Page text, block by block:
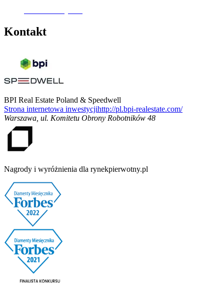
Kontakt
BPI Real Estate Poland & Speedwell
Strona internetowa inwestycjihttp://pl.bpi-realestate.com/
Warszawa ul. Komitetu Obrony Robotników 48
Nagrody i wyróżnienia dla rynekpierwotny.pl